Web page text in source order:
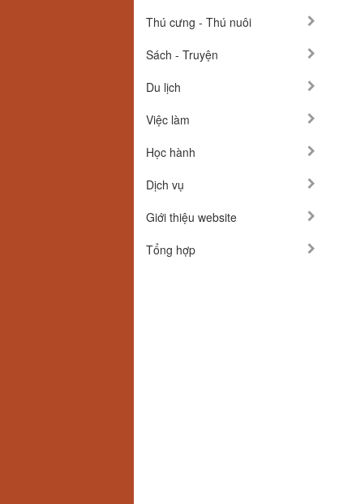
Thú cưng - Thú nuôi
Sách - Truyện
Du lịch
Việc làm
Học hành
Dịch vụ
Giới thiệu website
Tổng hợp